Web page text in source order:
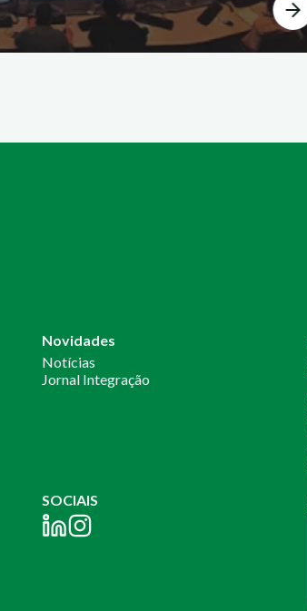
Novidades
Notícias
Jornal Integração
SOCIAIS